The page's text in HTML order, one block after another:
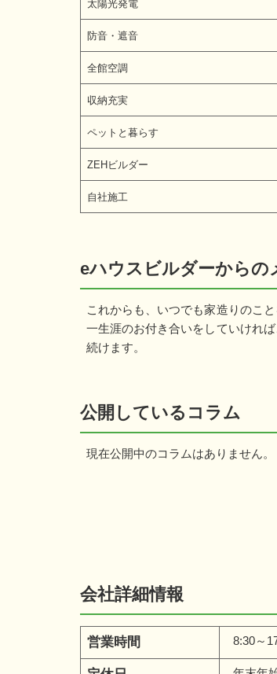
太陽光発電
防音・遮音
全館空調
収納充実
ペットと暮らす
ZEHビルダー
自社施工
eハウスビルダーからの
これからも、いつでも家造りのこ
一生涯のお付き合いをしていけれ
続けます。
公開しているコラム
現在公開中のコラムはありません。
会社詳細情報
営業時間 8:30～